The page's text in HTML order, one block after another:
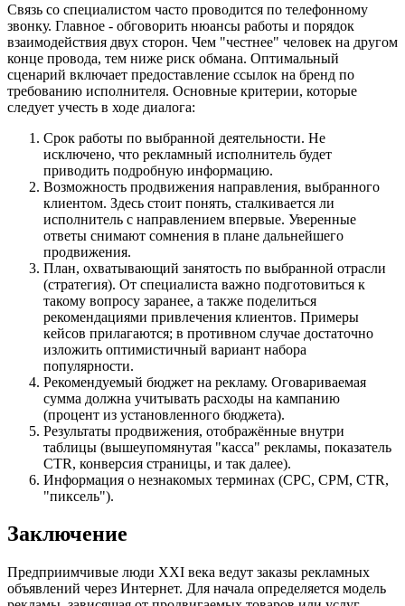
Связь со специалистом часто проводится по телефонному
звонку. Главное - обговорить нюансы работы и порядок
взаимодействия двух сторон. Чем "честнее" человек на другом
конце провода, тем ниже риск обмана. Оптимальный
сценарий включает предоставление ссылок на бренд по
требованию исполнителя. Основные критерии, которые
следует учесть в ходе диалога:
Срок работы по выбранной деятельности. Не
исключено, что рекламный исполнитель будет
приводить подробную информацию.
Возможность продвижения направления, выбранного
клиентом. Здесь стоит понять, сталкивается ли
исполнитель с направлением впервые. Уверенные
ответы снимают сомнения в плане дальнейшего
продвижения.
План, охватывающий занятость по выбранной отрасли
(стратегия). От специалиста важно подготовиться к
такому вопросу заранее, а также поделиться
рекомендациями привлечения клиентов. Примеры
кейсов прилагаются; в противном случае достаточно
изложить оптимистичный вариант набора
популярности.
Рекомендуемый бюджет на рекламу. Оговариваемая
сумма должна учитывать расходы на кампанию
(процент из установленного бюджета).
Результаты продвижения, отображённые внутри
таблицы (вышеупомянутая "касса" рекламы, показатель
CTR, конверсия страницы, и так далее).
Информация о незнакомых терминах (CPC, CPM, CTR,
"пиксель").
Заключение
Предприимчивые люди XXI века ведут заказы рекламных
объявлений через Интернет. Для начала определяется модель